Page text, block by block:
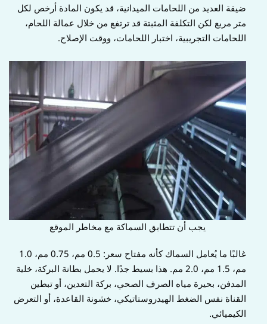
ضيقة العديد من اللحامات الميدانية، قد يكون المادة أرخص لكل
متر مربع لكن التكلفة المثبتة قد ترتفع من خلال عمالة اللحام،
اللحامات التجريبية، اختبار اللحامات، ووقت الإصلاح.
يجب أن تتطابق السماكة مع مخاطر الموقع
غالبًا ما يُعامل السماك كأنه مفتاح سعر: 0.5 مم، 0.75 مم، 1.0
مم، 1.5 مم، 2.0 مم. هذا بسيط جدًا. لا يحمل بطانة البركة، خلية
المدفن، بحيرة مياه الصرف الصحي، بركة التعدين، أو تبطين
القناة نفس الضغط الهيدروستاتيكي، خشونة القاعدة، أو التعرض
الكيميائي.